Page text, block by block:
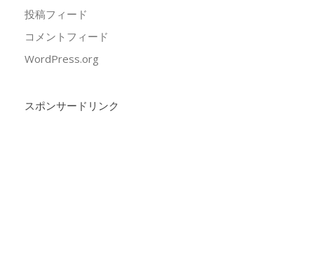
投稿フィード
コメントフィード
WordPress.org
スポンサードリンク